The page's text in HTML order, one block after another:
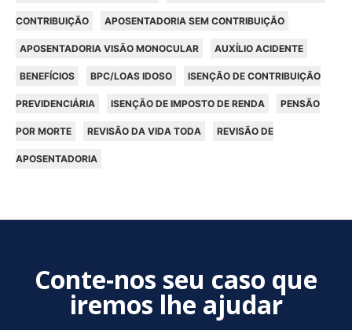
CONTRIBUIÇÃO APOSENTADORIA SEM CONTRIBUIÇÃO
APOSENTADORIA VISÃO MONOCULAR AUXÍLIO ACIDENTE
BENEFÍCIOS BPC/LOAS IDOSO ISENÇÃO DE CONTRIBUIÇÃO
PREVIDENCIÁRIA ISENÇÃO DE IMPOSTO DE RENDA PENSÃO
POR MORTE REVISÃO DA VIDA TODA REVISÃO DE
APOSENTADORIA
Conte-nos seu caso que
iremos lhe ajudar